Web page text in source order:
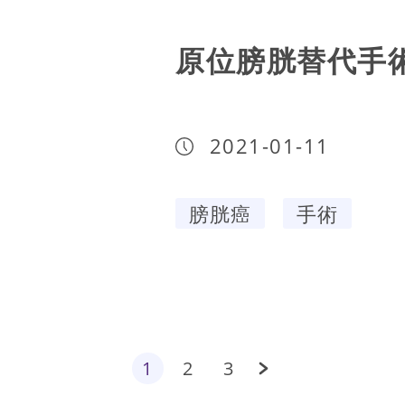
原位膀胱替代手
2021-01-11
膀胱癌 手術
1 2 3